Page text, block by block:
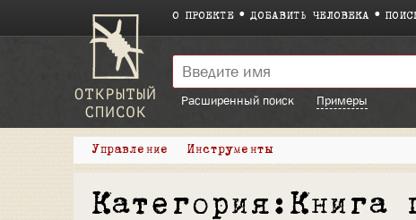
О ПРОЕКТЕ ДОБАВИТЬ ЧЕЛОВЕКА
Расширенный поиск
Примеры
Управление Инструменты
Категория:Книга